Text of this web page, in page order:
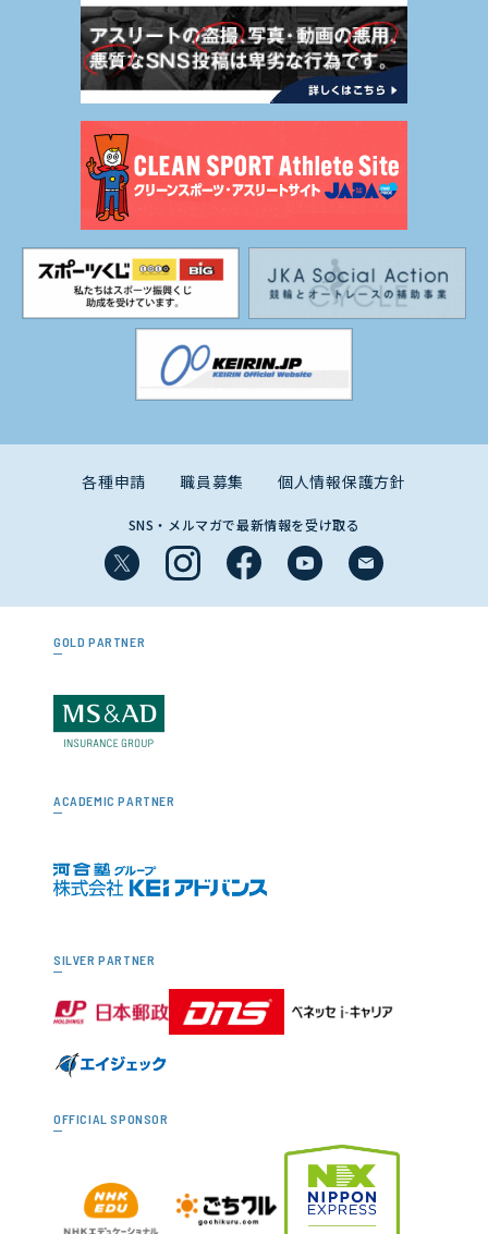
各種申請 職員募集 個人情報保護方針
SNS・メルマガで最新情報を受け取る
GOLD PARTNER
ACADEMIC PARTNER
SILVER PARTNER
OFFICIAL SPONSOR